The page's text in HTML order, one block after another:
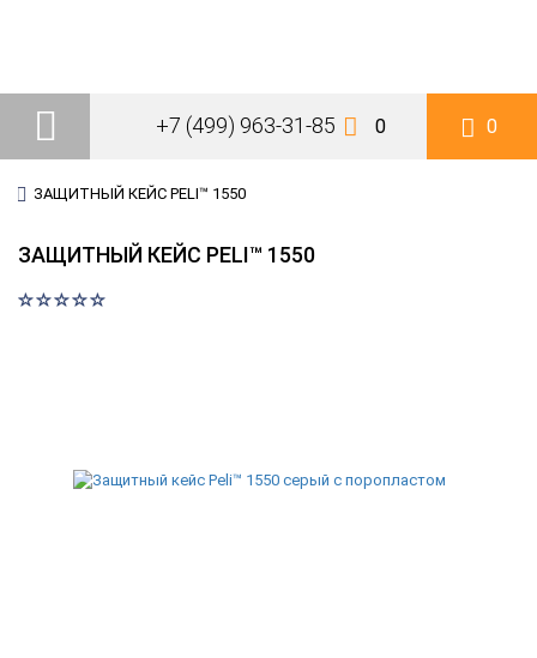
+7 (499) 963-31-85 0 0
ЗАЩИТНЫЙ КЕЙС PELI™ 1550
ЗАЩИТНЫЙ КЕЙС PELI™ 1550